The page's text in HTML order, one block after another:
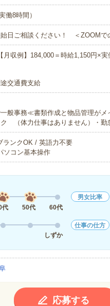
働8時間）
日ご相談ください！ ＜ZOOMで
収例】184,000＝時給1,150円×実
交通費支給
般事務≪書類作成と物品管理が
ク （体力仕事はありません）・
ランクOK / 英語力不要
ソコン基本操作
代 50代 60代
男女比率
しずか
仕事の仕方
応募する